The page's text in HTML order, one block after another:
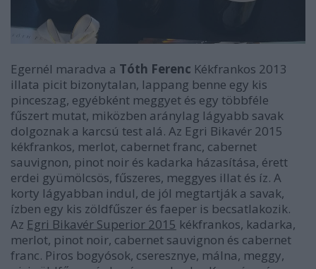
Egernél maradva a Tóth Ferenc Kékfrankos 2013
illata picit bizonytalan, lappang benne egy kis
pinceszag, egyébként meggyet és egy többféle
fűszert mutat, miközben aránylag lágyabb savak
dolgoznak a karcsú test alá. Az Egri Bikavér 2015
kékfrankos, merlot, cabernet franc, cabernet
sauvignon, pinot noir és kadarka házasítása, érett
erdei gyümölcsös, fűszeres, meggyes illat és íz. A
korty lágyabban indul, de jól megtartják a savak,
ízben egy kis zöldfűszer és faeper is becsatlakozik.
Az Egri Bikavér Superior 2015 kékfrankos, kadarka,
merlot, pinot noir, cabernet sauvignon és cabernet
franc. Piros bogyósok, cseresznye, málna, meggy,